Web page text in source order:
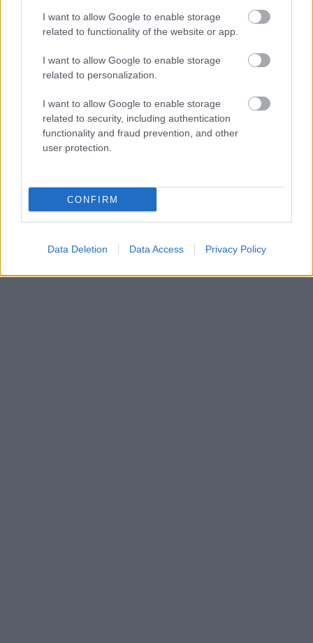
I want to allow Google to enable storage
related to functionality of the website or app.
I want to allow Google to enable storage
related to personalization.
I want to allow Google to enable storage
related to security, including authentication
functionality and fraud prevention, and other
user protection.
CONFIRM
Data Deletion Data Access Privacy Policy
Η Γεωργία του Ζούρου με σημαίες της
Ουκρανίας ΦΩΤΟ